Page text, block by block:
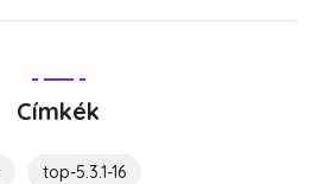
Címkék
top-5.3.1-16